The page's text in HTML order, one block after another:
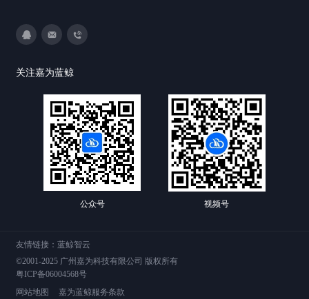
关注嘉为蓝鲸
公众号 视频号
友情链接：蓝鲸智云
©2001-2025 广州嘉为科技有限公司 版权所有
粤ICP备06004568号
网站地图
嘉为蓝鲸服务条款